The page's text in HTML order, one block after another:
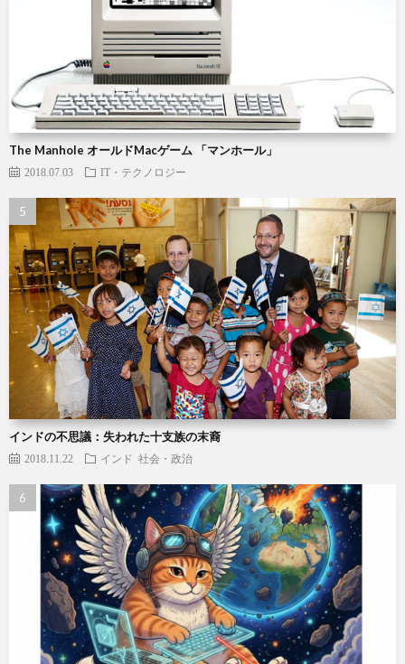
The Manhole オールドMacゲーム 「マンホール」
2018.07.03 IT・テクノロジー
インドの不思議：失われた十支族の末裔
2018.11.22 インド 社会・政治